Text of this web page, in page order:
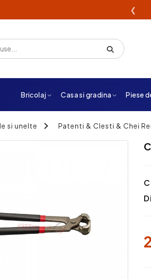
❮
Bricolaj Casa si gradina Piese
si unelte Patenti & Clesti & Chei